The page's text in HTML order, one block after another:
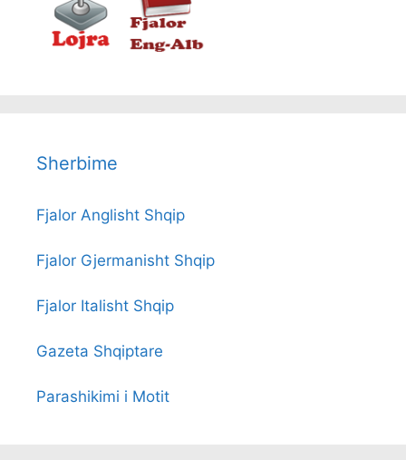
Sherbime
Fjalor Anglisht Shqip
Fjalor Gjermanisht Shqip
Fjalor Italisht Shqip
Gazeta Shqiptare
Parashikimi i Motit